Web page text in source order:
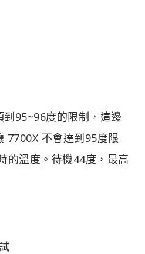
95~96度的限制，這邊
7700X 不會達到95度限
的溫度。待機44度，最高